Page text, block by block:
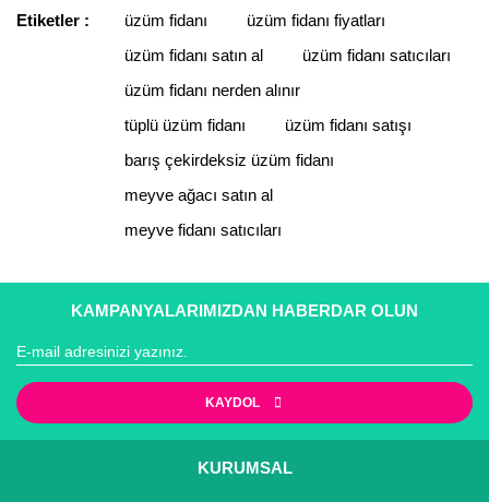
Yorum Yaz
Ürün resmi kalitesiz, bozuk veya görüntülenemiyor.
Ürün açıklamasında eksik bilgiler bulunuyor.
Ürün bilgilerinde hatalar bulunuyor.
Etiketler : üzüm fidanı
üzüm fidanı fiyatları
üzüm fidanı satın al
üzüm fidanı satıcıları
üzüm fidanı nerden alınır
tüplü üzüm fidanı
üzüm fidanı satışı
barış çekirdeksiz üzüm fidanı
meyve ağacı satın al
meyve fidanı satıcıları
KAMPANYALARIMIZDAN HABERDAR OLUN
KAYDOL
KURUMSAL